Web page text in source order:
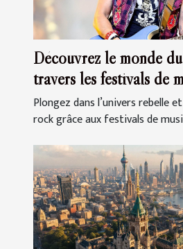
Découvrez le monde
travers les festivals de
Plongez dans l’univers rebelle
rock grâce aux festivals de